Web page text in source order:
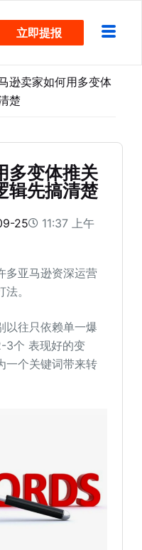
立即提报
逊卖家如何用多变体
楚
多变体推关
辑先搞清楚
25 11:37 上午
多亚马逊资深运营
。
以往只依赖单一爆
3个 表现好的变
一个关键词带来转